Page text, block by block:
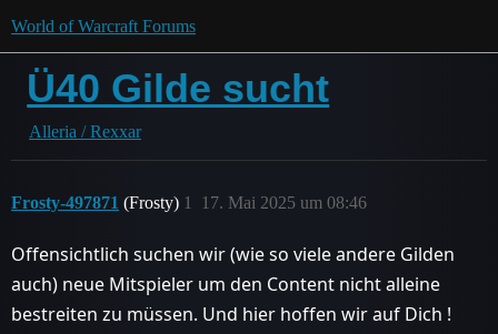
World of Warcraft Forums
Ü40 Gilde sucht
Alleria / Rexxar
Frosty-497871 (Frosty) 17. Mai 2025 um 08:46
1
Offensichtlich suchen wir (wie so viele andere Gilden
auch) neue Mitspieler um den Content nicht alleine
bestreiten zu müssen. Und hier hoffen wir auf Dich !